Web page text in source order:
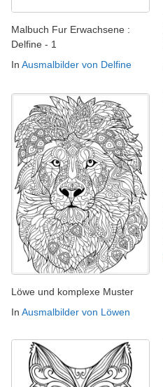
Malbuch Fur Erwachsene :
Delfine - 1
In Ausmalbilder von Delfine
Löwe und komplexe Muster
In Ausmalbilder von Löwen